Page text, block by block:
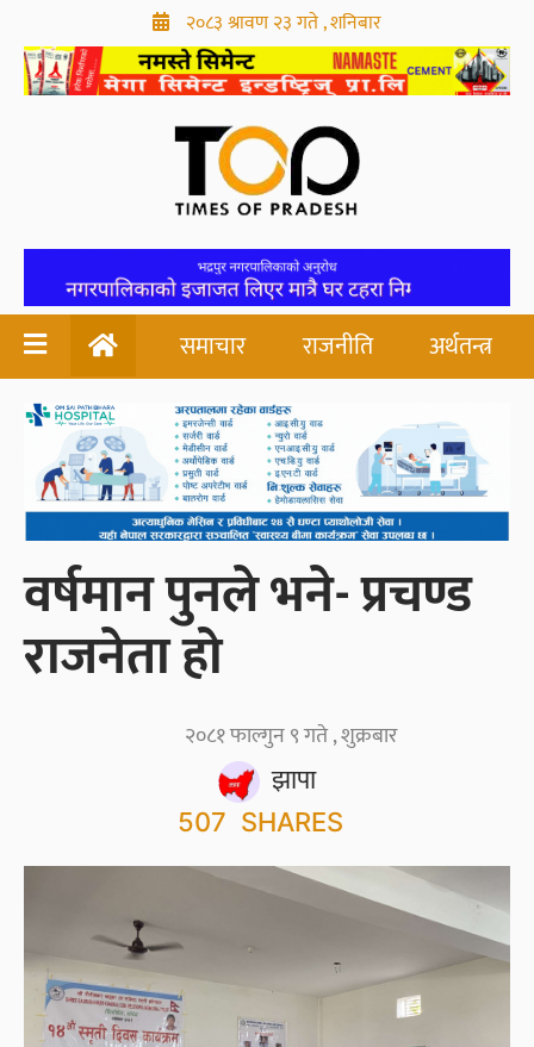
२०८३ श्रावण २३ गते , शनिबार
समाचार राजनीति अर्थतन्त्र
वर्षमान पुनले भने- प्रचण्ड
राजनेता हो
झापा
२०८१ फाल्गुन ९ गते , शुक्रबार
507 SHARES